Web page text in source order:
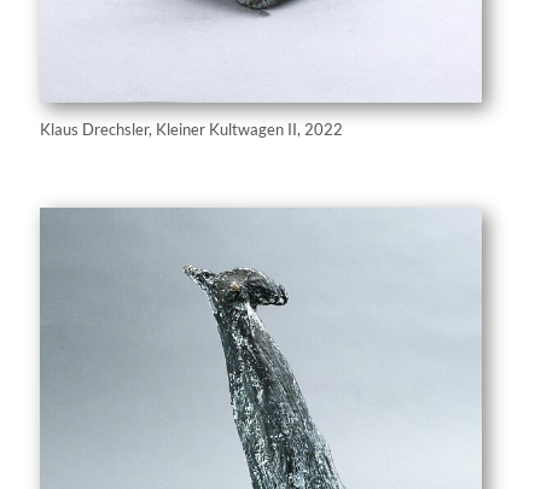
Klaus Drechsler, Kleiner Kultwagen II, 2022